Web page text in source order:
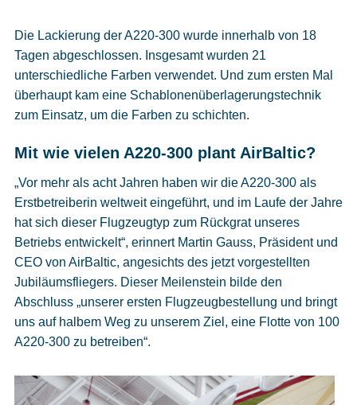
Die Lackierung der A220-300 wurde innerhalb von 18
Tagen abgeschlossen. Insgesamt wurden 21
unterschiedliche Farben verwendet. Und zum ersten Mal
überhaupt kam eine Schablonenüberlagerungstechnik
zum Einsatz, um die Farben zu schichten.
Mit wie vielen A220-300 plant AirBaltic?
„Vor mehr als acht Jahren haben wir die A220-300 als
Erstbetreiberin weltweit eingeführt, und im Laufe der Jahre
hat sich dieser Flugzeugtyp zum Rückgrat unseres
Betriebs entwickelt“, erinnert Martin Gauss, Präsident und
CEO von AirBaltic, angesichts des jetzt vorgestellten
Jubiläumsfliegers. Dieser Meilenstein bilde den
Abschluss „unserer ersten Flugzeugbestellung und bringt
uns auf halbem Weg zu unserem Ziel, eine Flotte von 100
A220-300 zu betreiben“.